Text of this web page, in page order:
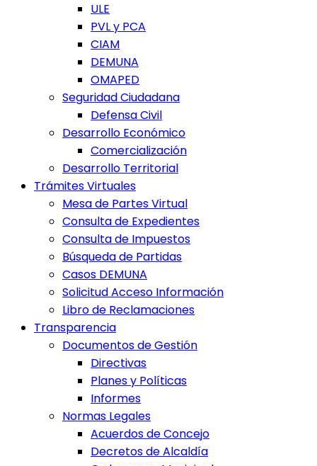
ULE
PVL y PCA
CIAM
DEMUNA
OMAPED
Seguridad Ciudadana
Defensa Civil
Desarrollo Económico
Comercialización
Desarrollo Territorial
Trámites Virtuales
Mesa de Partes Virtual
Consulta de Expedientes
Consulta de Impuestos
Búsqueda de Partidas
Casos DEMUNA
Solicitud Acceso Información
Libro de Reclamaciones
Transparencia
Documentos de Gestión
Directivas
Planes y Políticas
Informes
Normas Legales
Acuerdos de Concejo
Decretos de Alcaldía